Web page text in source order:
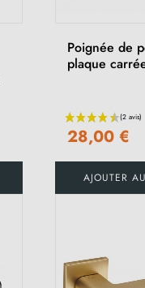
Poignée de
plaque
28,00 €
AJOUTER